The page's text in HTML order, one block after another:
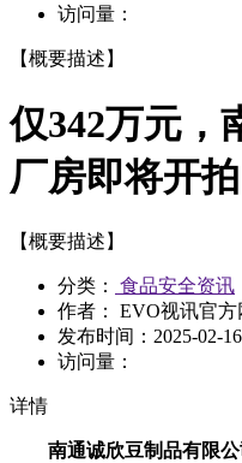
访问量：
【概要描述】
仅342万元，
厂房即将开拍
【概要描述】
分类：
食品安全资讯
作者： EVO视讯官方
发布时间： 2025-02-
访问量：
详情
南通诚欣豆制品有限公